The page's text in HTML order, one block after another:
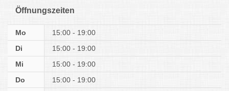
Öffnungszeiten
Mo
15:00 - 19:00
Di
15:00 - 19:00
Mi
15:00 - 19:00
Do
15:00 - 19:00